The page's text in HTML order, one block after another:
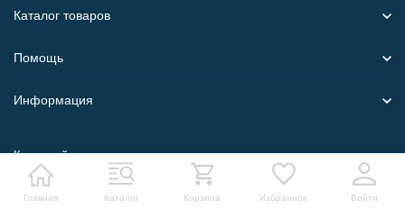
Главная Каталог Корзина Избранное Войти
Каталог товаров
Помощь
Информация
Карта сайта